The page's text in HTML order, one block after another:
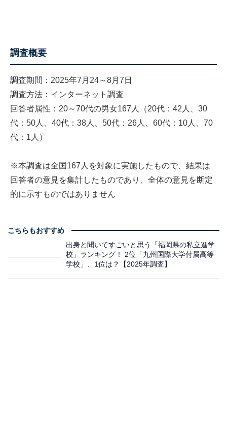
調査概要
調査期間：2025年7月24～8月7日
調査方法：インターネット調査
回答者属性：20～70代の男女167人（20代：42人、30
代：50人、40代：38人、50代：26人、60代：10人、70
代：1人）
※本調査は全国167人を対象に実施したもので、結果は
回答者の意見を集計したものであり、全体の意見を断定
的に示すものではありません
こちらもおすすめ
出身と聞いてすごいと思う「福岡県の私立進学
校」ランキング！ 2位「九州国際大学付属高等
学校」、1位は？【2025年調査】